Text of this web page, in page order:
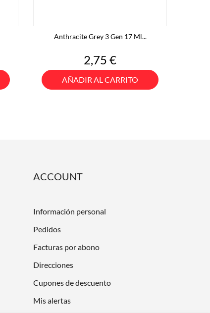
Anthracite Grey 3 Gen 17 Ml...
Precio
2,75 €
AÑADIR AL CARRITO
ACCOUNT
Información personal
Pedidos
Facturas por abono
Direcciones
Cupones de descuento
Mis alertas